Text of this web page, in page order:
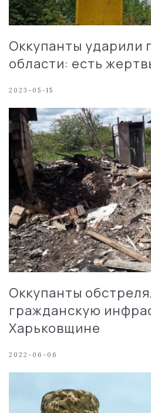
Оккупанты ударили
области: есть
2023-05-15
Оккупанты
гражданскую
Харьковщине
2022-06-06